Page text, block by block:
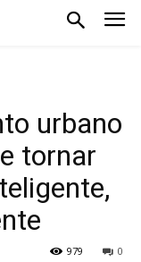
urbano
tornar
0
979